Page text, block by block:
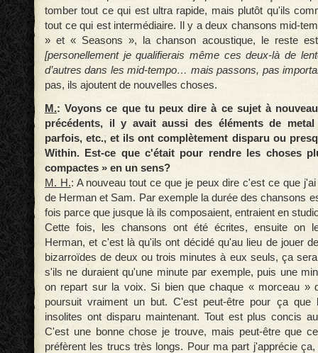
tomber tout ce qui est ultra rapide, mais plutôt qu'ils
tout ce qui est intermédiaire. Il y a deux chansons mid-
» et « Seasons », la chanson acoustique, le reste
[personellement je qualifierais même ces deux-là de
d’autres dans les mid-tempo… mais passons, pas
pas, ils ajoutent de nouvelles choses.
M.: Voyons ce que tu peux dire à ce sujet à
précédents, il y avait aussi des éléments de metal
parfois, etc., et ils ont complètement disparu ou
Within. Est-ce que c'était pour rendre les choses
compactes » en un sens?
M. H.: A nouveau tout ce que je peux dire c'est ce que
de Herman et Sam. Par exemple la durée des chansons
fois parce que jusque là ils composaient, entraient en
Cette fois, les chansons ont été écrites, ensuite on
Herman, et c'est là qu'ils ont décidé qu'au lieu de jouer
bizarroïdes de deux ou trois minutes à eux seuls, ça
s'ils ne duraient qu'une minute par exemple, puis une
on repart sur la voix. Si bien que chaque « morceau »
poursuit vraiment un but. C'est peut-être pour ça
insolites ont disparu maintenant. Tout est plus concis
C'est une bonne chose je trouve, mais peut-être que
préfèrent les trucs très longs. Pour ma part j'apprécie